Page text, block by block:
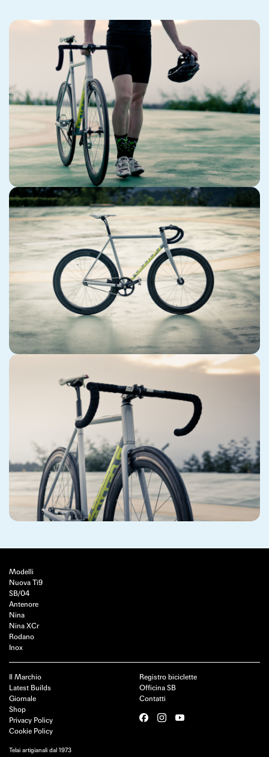
Modelli
Nuova Ti9
SB/04
Antenore
Nina
Nina XCr
Rodano
Inox
Il Marchio
Latest Builds
Giornale
Shop
Privacy Policy
Cookie Policy
Registro biciclette
Officina SB
Contatti
Telai artigianali dal 1973